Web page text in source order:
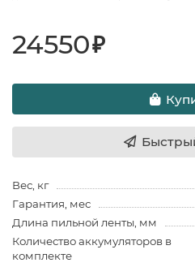
24550₽
Вес, кг
Гарантия, мес
Длина пильной ленты, мм
Количество аккумуляторов в
комплекте